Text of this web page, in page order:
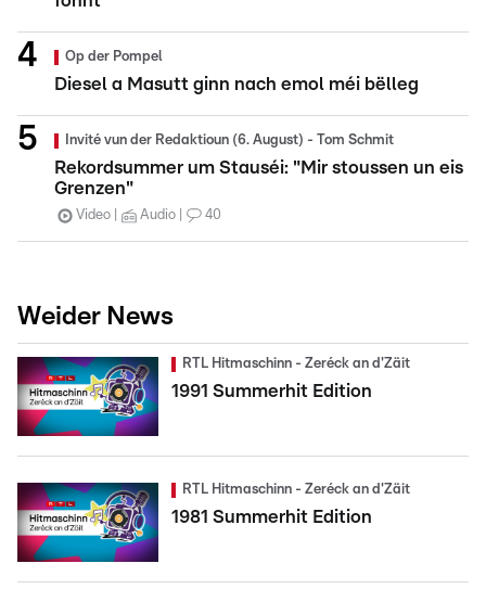
Op der Pompel
Diesel a Masutt ginn nach emol méi bëlleg
Invité vun der Redaktioun (6. August) - Tom Schmit
Rekordsummer um Stauséi: "Mir stoussen un eis
Grenzen"
Video Audio 40
Weider News
RTL Hitmaschinn - Zeréck an d'Zäit
1991 Summerhit Edition
RTL Hitmaschinn - Zeréck an d'Zäit
1981 Summerhit Edition